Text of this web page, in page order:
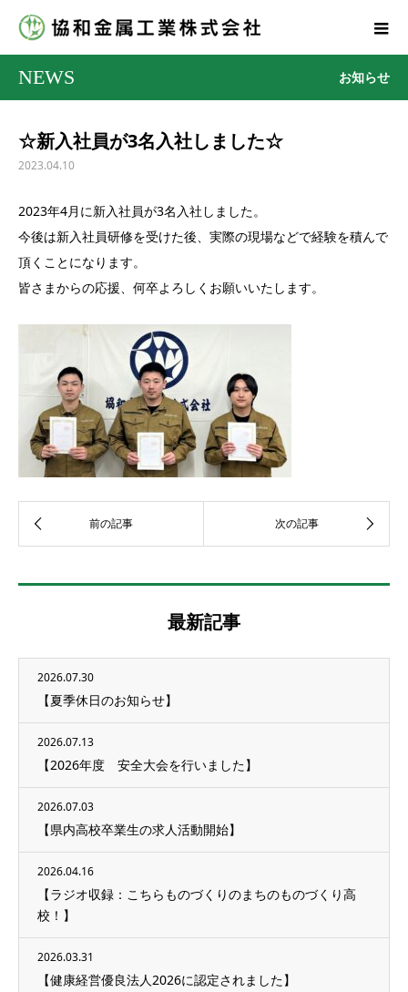
NEWS お知らせ
☆新入社員が3名入社しました☆
2023.04.10
2023年4月に新入社員が3名入社しました。
今後は新入社員研修を受けた後、実際の現場などで経験を積んで
頂くことになります。
皆さまからの応援、何卒よろしくお願いいたします。
最新記事
2026.07.30
【夏季休日のお知らせ】
2026.07.13
【2026年度 安全大会を行いました】
2026.07.03
【県内高校卒業生の求人活動開始】
2026.04.16
【ラジオ収録：こちらものづくりのまちのものづくり高
校！】
2026.03.31
【健康経営優良法人2026に認定されました】